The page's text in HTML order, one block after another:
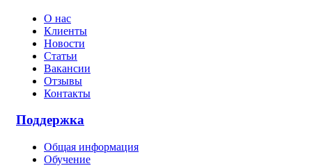
О нас
Клиенты
Новости
Статьи
Вакансии
Отзывы
Контакты
Поддержка
Общая информация
Обучение